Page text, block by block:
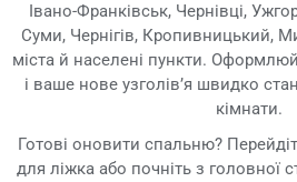
Івано-Франківськ, Чернівці,
Суми, Чернігів, Кропивницький,
міста й населені пункти.
і ваше нове узголів’я швидко
кімнати.
Готові оновити спальню?
для ліжка або почніть з головної